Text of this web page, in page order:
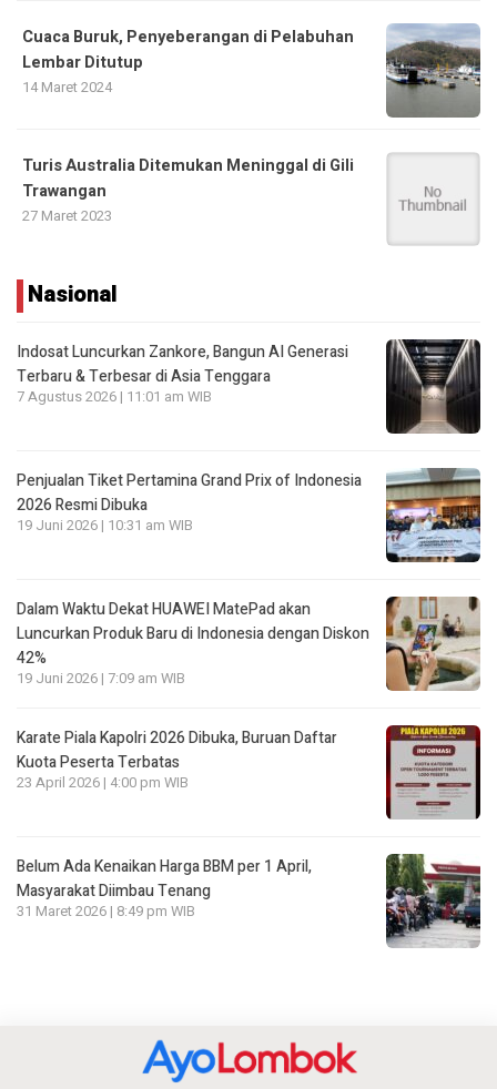
Cuaca Buruk, Penyeberangan di Pelabuhan
Lembar Ditutup
14 Maret 2024
Turis Australia Ditemukan Meninggal di Gili
Trawangan
27 Maret 2023
Nasional
Indosat Luncurkan Zankore, Bangun AI Generasi
Terbaru & Terbesar di Asia Tenggara
7 Agustus 2026 | 11:01 am WIB
Penjualan Tiket Pertamina Grand Prix of Indonesia
2026 Resmi Dibuka
19 Juni 2026 | 10:31 am WIB
Dalam Waktu Dekat HUAWEI MatePad akan
Luncurkan Produk Baru di Indonesia dengan Diskon
42%
19 Juni 2026 | 7:09 am WIB
Karate Piala Kapolri 2026 Dibuka, Buruan Daftar
Kuota Peserta Terbatas
23 April 2026 | 4:00 pm WIB
Belum Ada Kenaikan Harga BBM per 1 April,
Masyarakat Diimbau Tenang
31 Maret 2026 | 8:49 pm WIB